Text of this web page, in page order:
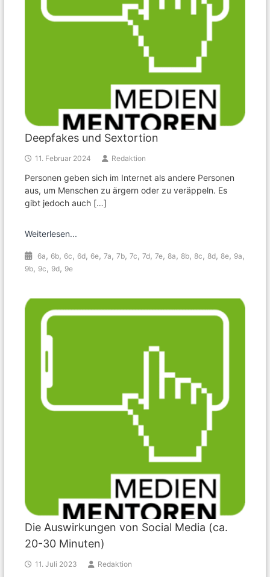
Deepfakes und Sextortion
11. Februar 2024 Redaktion
Personen geben sich im Internet als andere Personen
aus, um Menschen zu ärgern oder zu veräppeln. Es
gibt jedoch auch […]
Weiterlesen...
6a , 6b, 6c , 6d, 6e,7a ,7b,7c ,7d,7e, 8a , 8b, 8c , 8d, 8e, 9a ,
9b, 9c , 9d, 9e
Die Auswirkungen von Social Media (ca.
20-30 Minuten)
11. Juli 2023 Redaktion